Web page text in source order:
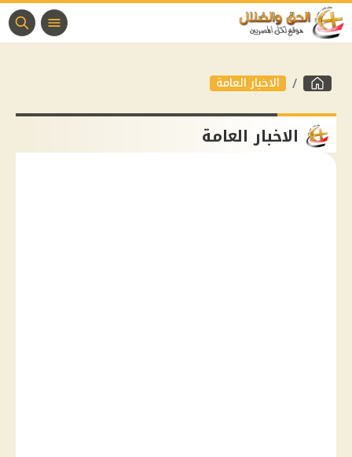
الاخبار العامة
الاخبار العامة